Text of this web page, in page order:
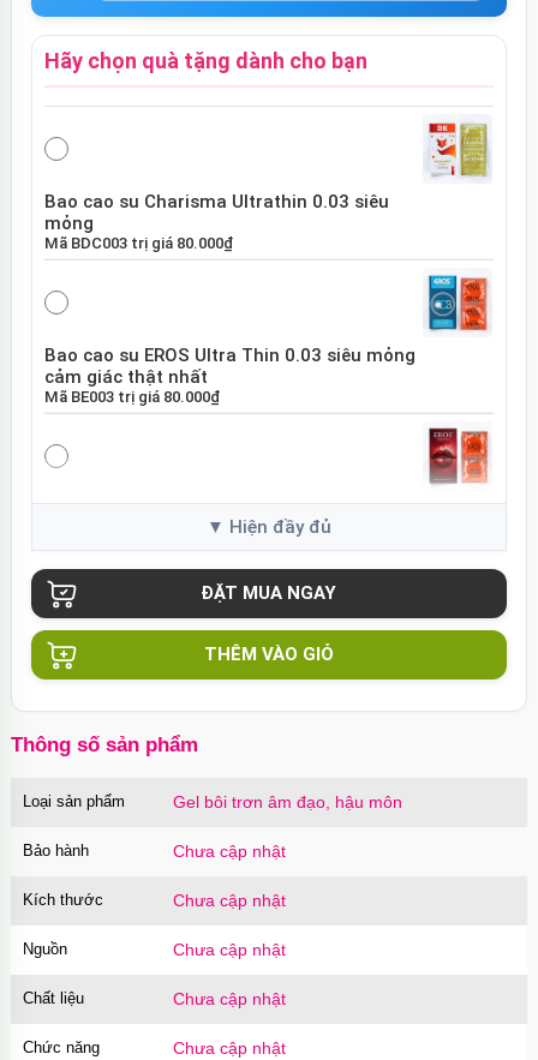
Hãy chọn quà tặng dành cho bạn
Bao cao su Charisma Ultrathin 0.03 siêu
mỏng
Mã BDC003trị giá 80.000₫
Bao cao su EROS Ultra Thin 0.03 siêu mỏng
cảm giác thật nhất
Mã BE003trị giá 80.000₫
Bao cao su EROS Super Dotted gai nổi tăng
MãBES01trị giá80.000₫
Bao cao su Sure DongKuk Ultra Thin siêu
mỏng chân thật Hàn Quốc
Bao cao su Sure Dongkuk Dotted 10 chiếc gai
MãBSD10 60.000₫
trong suốt
OPC16PR 70.000₫
THÊM VÀO GIỎ
Thông số sản phẩm
Loại sản phẩm Gel bôi trơn âm đạo, hậu môn
Bảo hành Chưa cập nhật
Kích thước Chưa cập nhật
Nguồn Chưa cập nhật
Chất liệu Chưa cập nhật
Chức năng Chưa cập nhật